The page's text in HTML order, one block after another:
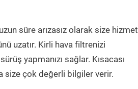
süre arızasız olarak size hizmet
uzatır. Kirli hava filtrenizi
yapmanızı sağlar. Kısacası
size çok değerli bilgiler verir.